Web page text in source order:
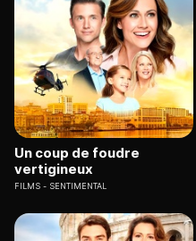
Un coup de foudre
vertigineux
FILMS SENTIMENTAL